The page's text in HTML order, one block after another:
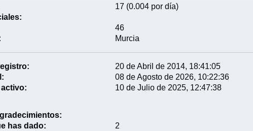
17 (0.004 por día)
46
Murcia
20 de Abril de 2014, 18:41:05
08 de Agosto de 2026, 10:22:36
activo:
10 de Julio de 2025, 12:47:38
has dado:
2